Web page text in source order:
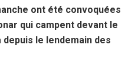
ont été convoquées
qui campent devant le
depuis le lendemain des